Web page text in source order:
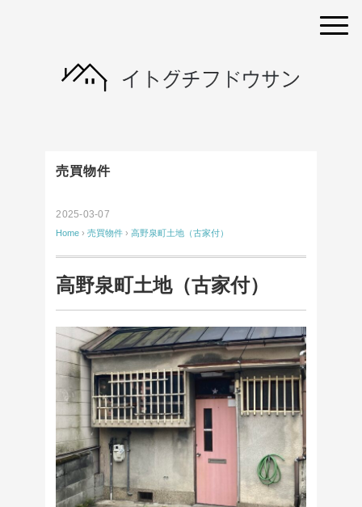
売買物件
2025-03-07
Home ›売買物件 ›高野泉町土地（古家付）
高野泉町土地（古家付）